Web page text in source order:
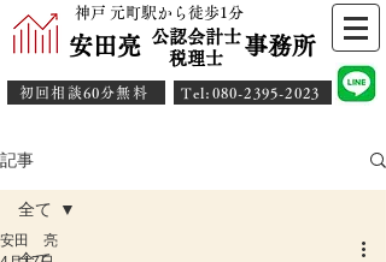
神戸 元町駅から徒歩1分
安田亮 事務所
公認会計士
​税理士
初回相談60分無料 ​Tel:080-2395-2023
記事
全て
安田 亮